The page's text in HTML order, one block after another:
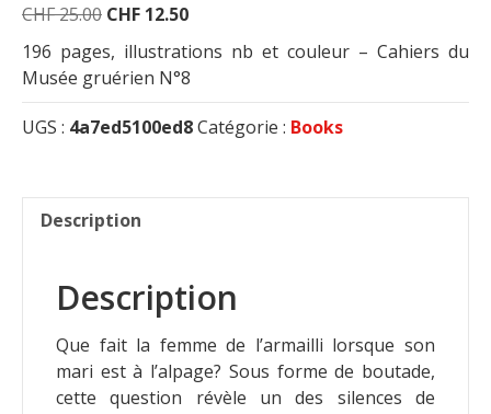
CHF25.00 Le
prix
initial
était :
CHF 25.00.
CHF 12.50Le
prix
actuel
est :
CHF 12.50.
196 pages, illustrations nb et couleur – Cahiers du
Musée gruérien N°8
UGS : 4a7ed5100ed8Catégorie : Books
Description
Description
Que fait la femme de l’armailli lorsque son
mari est à l’alpage? Sous forme de boutade,
cette question révèle un des silences de